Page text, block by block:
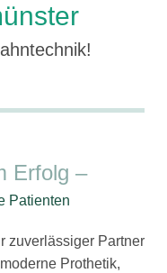
Erfolg –
Patienten
zuverlässiger Partner
Prothetik,